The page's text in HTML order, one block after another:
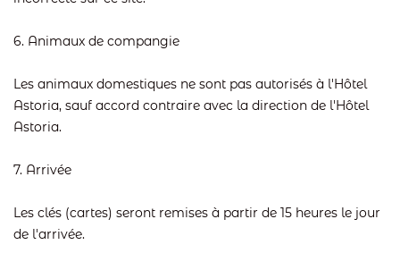
6. Animaux de compangie
Les animaux domestiques ne sont pas autorisés à l'Hôtel
Astoria, sauf accord contraire avec la direction de l'Hôtel
Astoria.
7. Arrivée
Les clés (cartes) seront remises à partir de 15 heures le jour
de l'arrivée.